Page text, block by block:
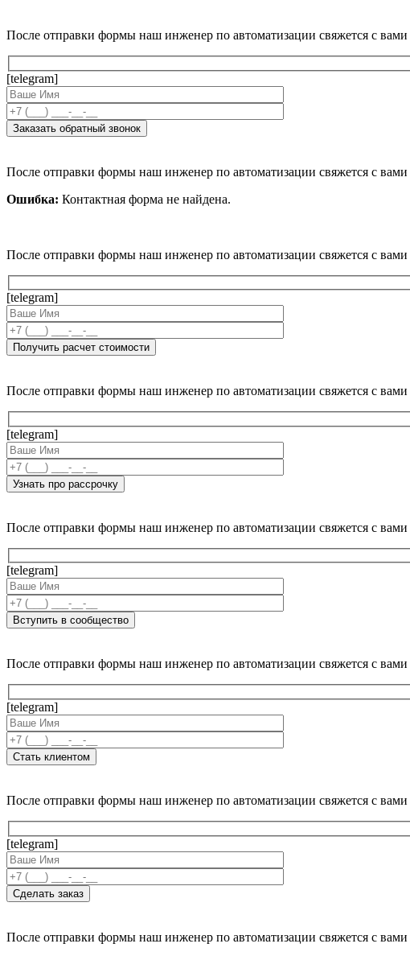
После отправки формы наш инженер по автоматизации свяжется с вами
[telegram]
После отправки формы наш инженер по автоматизации свяжется с вами
Ошибка: Контактная форма не найдена.
После отправки формы наш инженер по автоматизации свяжется с вами
[telegram]
После отправки формы наш инженер по автоматизации свяжется с вами
[telegram]
После отправки формы наш инженер по автоматизации свяжется с вами
[telegram]
После отправки формы наш инженер по автоматизации свяжется с вами
[telegram]
После отправки формы наш инженер по автоматизации свяжется с вами
[telegram]
После отправки формы наш инженер по автоматизации свяжется с вами